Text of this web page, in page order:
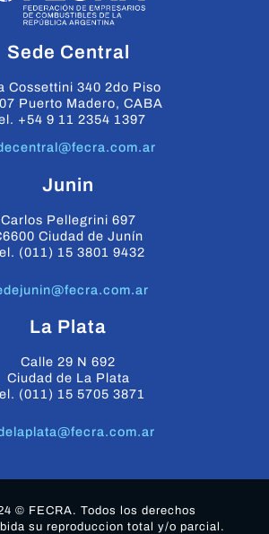
Sede Central
Cossettini 340 2do Piso
Puerto Madero, CABA
+54 9 11 2354 1397
Junin
Carlos Pellegrini 697
Ciudad de Junín
(011) 15 3801 9432
La Plata
Calle 29 N 692
Ciudad de La Plata
(011) 15 5705 3871
© FECRA. Todos los derechos
su reproduccion total y/o parcial.